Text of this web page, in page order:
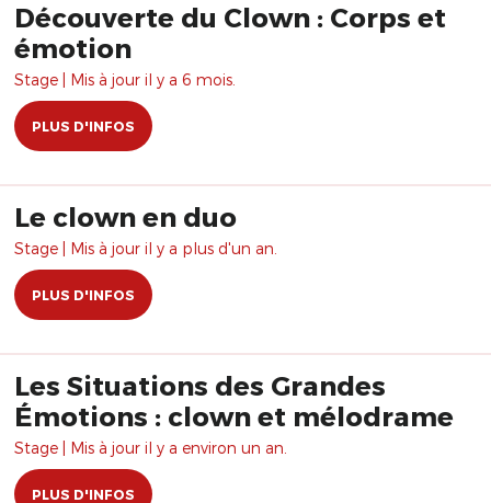
Découverte du Clown : Corps et
émotion
Stage | Mis à jour il y a 6 mois.
PLUS D'INFOS
Le clown en duo
Stage | Mis à jour il y a plus d'un an.
PLUS D'INFOS
Les Situations des Grandes
Émotions : clown et mélodrame
Stage | Mis à jour il y a environ un an.
PLUS D'INFOS